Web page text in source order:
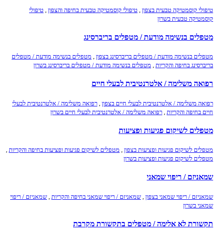
טיפולי קוסמטיקה טבעית בצפון טיפולי קוסמטיקה טבעית בחיפה והצפון טיפולי
קוסמטיקה טבעית בשרון
מטפלים בנשימה מודעת / מטפלים בריברסינג
מטפלים בנשימה מודעת / מטפלים בריברסינג בצפון , מטפלים בנשימה מודעת / מטפלים
בריברסינג בחיפה והקריות , מטפלים בנשימה מודעת / מטפלים בריברסינג בשרון
רפואה משלימה / אלטרנטיבית לבעלי חיים
רפואה משלימה / אלטרנטיבית לבעלי חיים בצפון רפואה משלימה / אלטרנטיבית לבעלי
חיים בחיפה והקריות
רפואה משלימה / אלטרנטיבית לבעלי חיים בשרון
מטפלים לשיקום פגיעות ופציעות
מטפלים לשיקום פגיעות ופציעות בצפון , מטפלים לשיקום פגיעות ופציעות בחיפה והקריות ,
מטפלים לשיקום פגיעות ופציעות בשרון
שמאניזם / ריפוי שמאני
שמאניזם / ריפוי שמאני בצפון שמאניזם / ריפוי שמאני בחיפה והקריות
שמאניזם / ריפוי
שמאני בשרון
תקשורת לא אלימה / מטפלים בתקשורת מקרבת